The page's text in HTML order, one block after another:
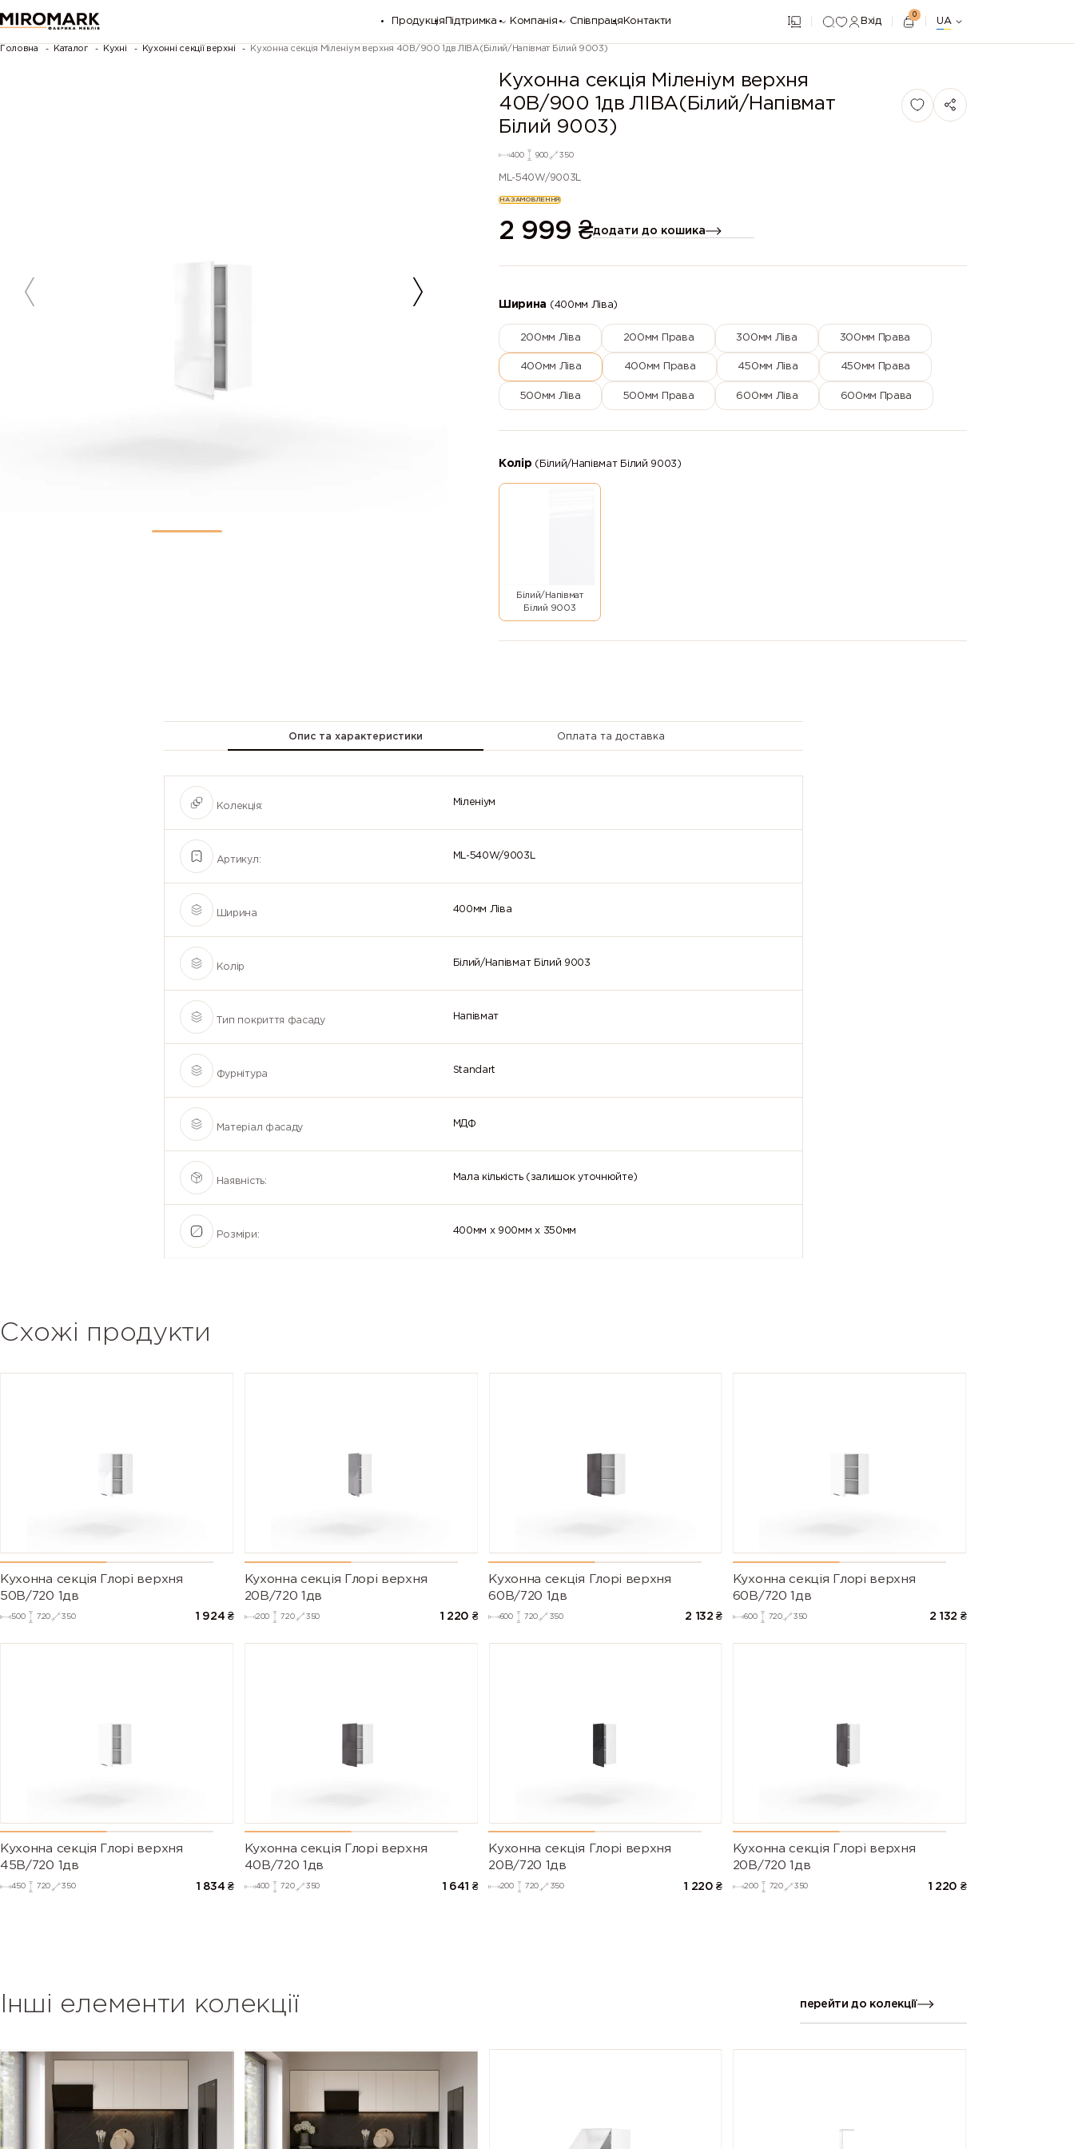
Продукція Підтримка Компанія Співпраця Контакти Вхід
0
UA
Головна Каталог Кухні Кухонні секції верхні Кухонна секція Міленіум верхня 40В/900 1дв ЛІВА(Білий/Напівмат Білий 9003)
Кухонна секція Міленіум верхня
40В/900 1дв ЛІВА(Білий/Напівмат
Білий 9003)
400 900 350
ML-540W/9003L
НА ЗАМОВЛЕННЯ
2 999 ₴додати до кошика
Ширина (400мм Ліва)
200мм Ліва 200мм Права 300мм Ліва 300мм Права
400мм Ліва 400мм Права 450мм Ліва 450мм Права
500мм Ліва 500мм Права 600мм Ліва 600мм Права
Колір (Білий/Напівмат Білий 9003)
Білий/Напівмат
Білий 9003
Опис та характеристики Оплата та доставка
Колекція: Міленіум
Артикул: ML-540W/9003L
Ширина 400мм Ліва
Колір Білий/Напівмат Білий 9003
Тип покриття фасаду Напівмат
Фурнітура Standart
Матеріал фасаду МДФ
Наявність: Мала кількість (залишок уточнюйте)
Розміри: 400мм x 900мм x 350мм
Схожі продукти
Кухонна секція Глорі верхня
50В/720 1дв
500 720 350 1 924 ₴
Кухонна секція Глорі верхня
20В/720 1дв
200 720 350 1 220 ₴
Кухонна секція Глорі верхня
60В/720 1дв
600 720 350 2 132 ₴
Кухонна секція Глорі верхня
60В/720 1дв
600 720 350 2 132 ₴
Кухонна секція Глорі верхня
45В/720 1дв
450 720 350 1 834 ₴
Кухонна секція Глорі верхня
40В/720 1дв
400 720 350 1 641 ₴
Кухонна секція Глорі верхня
20В/720 1дв
200 720 350 1 220 ₴
Кухонна секція Глорі верхня
20В/720 1дв
200 720 350 1 220 ₴
Інші елементи колекції перейти до колекції